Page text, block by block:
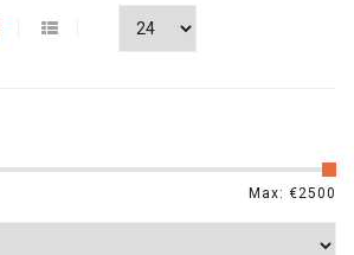
Max: €2500